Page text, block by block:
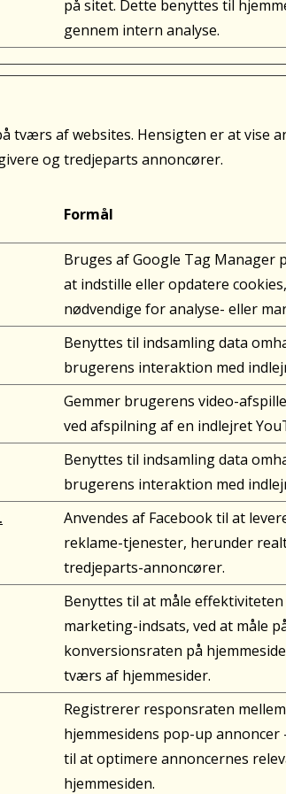
på sitet. Dette benyttes til
gennem intern analyse.
tværs af websites. Hensigten er at vise
og tredjeparts annoncører.
Formål
Bruges af Google Tag Manager
at indstille eller opdatere
nødvendige for analyse- eller
Benyttes til indsamling data
brugerens interaktion med
Gemmer brugerens video-
ved afspilning af en indlejret
Benyttes til indsamling data
brugerens interaktion med
Anvendes af Facebook til at
reklame-tjenester, herunder
tredjeparts-annoncører.
Benyttes til at måle
marketing-indsats, ved at måle
konversionsraten på
tværs af hjemmesider.
Registrerer responsraten
hjemmesidens pop-up annoncer
til at optimere annoncernes
hjemmesiden.